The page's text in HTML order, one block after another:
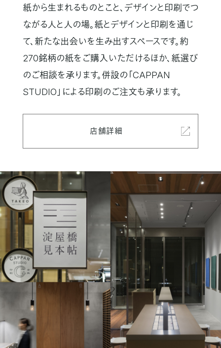
紙から生まれるものとこと、デザインと印刷でつ
ながる人と人の場。紙とデザインと印刷を通じ
て、新たな出会いを生み出すスペースです。約
270銘柄の紙をご購入いただけるほか、紙選び
のご相談を承ります。併設の「CAPPAN
STUDIO」による印刷のご注文も承ります。
店舗詳細